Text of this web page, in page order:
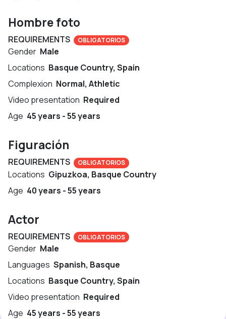
Hombre foto
REQUIREMENTS OBLIGATORIOS
Gender Male
Locations Basque Country, Spain
Complexion Normal, Athletic
Video presentation Required
Age 45 years - 55 years
Figuración
REQUIREMENTS OBLIGATORIOS
Locations Gipuzkoa, Basque Country
Age 40 years - 55 years
Actor
REQUIREMENTS OBLIGATORIOS
Gender Male
Languages Spanish, Basque
Locations Basque Country, Spain
Video presentation Required
Age 45 years - 55 years